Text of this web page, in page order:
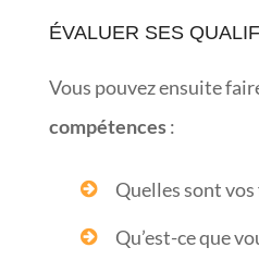
ÉVALUER SES
Vous pouvez ensuite
compétences:
Quelles sont vos
Qu’est-ce que